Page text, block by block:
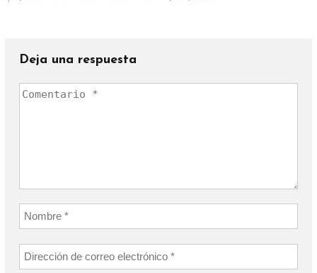
Deja una respuesta